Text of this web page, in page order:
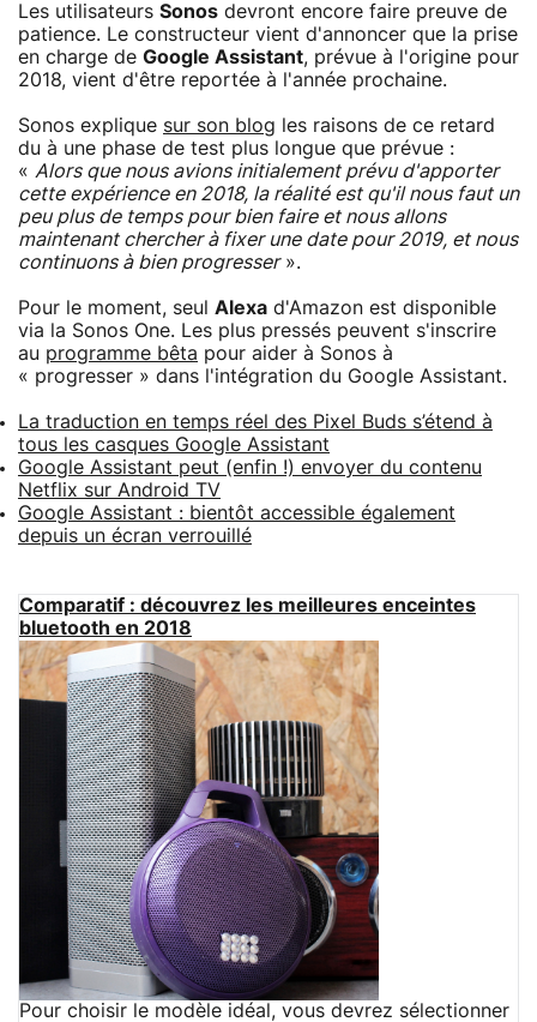
Les utilisateurs Sonos devront encore faire preuve de
patience. Le constructeur vient d'annoncer que la prise
en charge de Google Assistant, prévue à l'origine pour
2018, vient d'être reportée à l'année prochaine.
Sonos explique sur son blog les raisons de ce retard
du à une phase de test plus longue que prévue :
« Alors que nous avions initialement prévu d'apporter
cette expérience en 2018, la réalité est qu'il nous faut un
peu plus de temps pour bien faire et nous allons
maintenant chercher à fixer une date pour 2019, et nous
continuons à bien progresser».
Pour le moment, seul Alexa d'Amazon est disponible
via la Sonos One. Les plus pressés peuvent s'inscrire
au programme bêta pour aider à Sonos à
« progresser » dans l'intégration du Google Assistant.
La traduction en temps réel des Pixel Buds s’étend à
tous les casques Google Assistant
Google Assistant peut (enfin !) envoyer du contenu
Netflix sur Android TV
Google Assistant : bientôt accessible également
depuis un écran verrouillé
Comparatif : découvrez les meilleures enceintes
bluetooth en 2018
Pour choisir le modèle idéal, vous devrez sélectionner